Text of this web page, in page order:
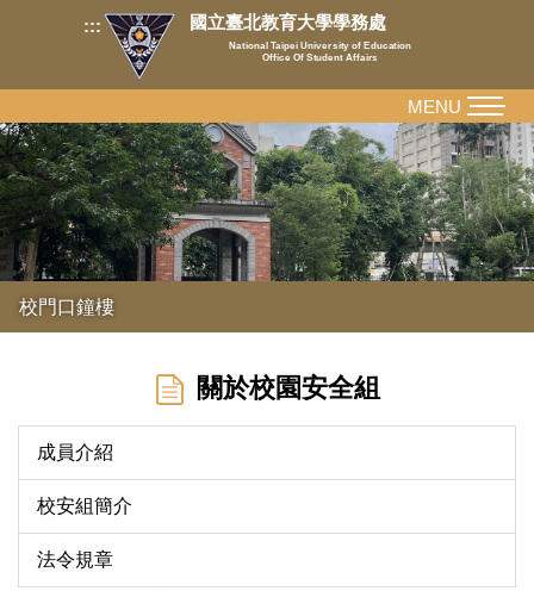
內
容
區
::: 國立臺北教育大學學務處
National Taipei University of Education
Office Of Student Affairs
校門口鐘樓
MENU
關於校園安全組
成員介紹
校安組簡介
法令規章